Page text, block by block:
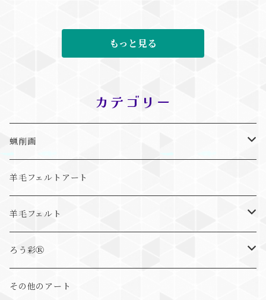
もっと見る
カテゴリー
蝋削画
抽象画
動物画
羊毛フェルトアート
羊毛フェルト
まるっとアニマル
ゆる～とアニマル
ろう彩Ⓡ
ろう彩Ⓡ書
その他のアート